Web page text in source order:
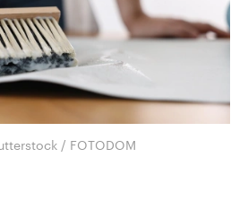
/ FOTODOM